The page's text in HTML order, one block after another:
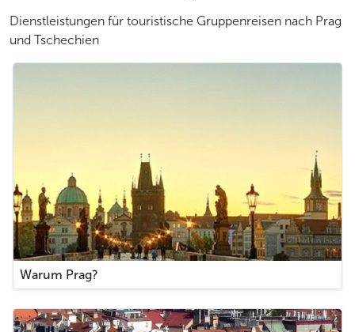
Dienstleistungen für touristische Gruppenreisen nach Prag
und Tschechien
Warum Prag?